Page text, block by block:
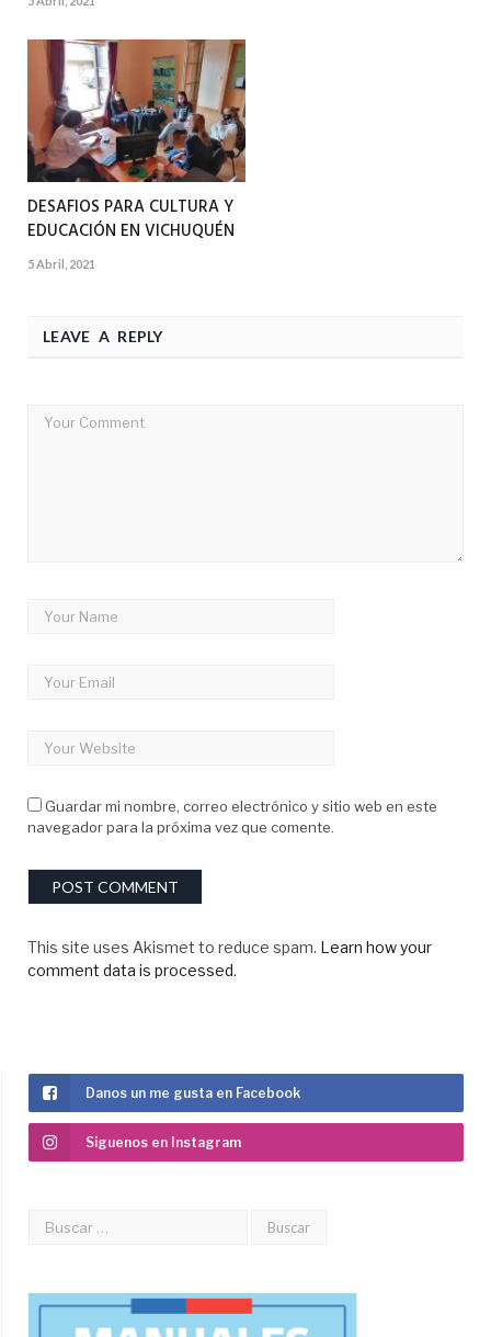
DESAFIOS PARA CULTURA Y
EDUCACIÓN EN VICHUQUÉN
5 Abril, 2021
LEAVE A REPLY
Guardar mi nombre, correo electrónico y sitio web en este
navegador para la próxima vez que comente.
This site uses Akismet to reduce spam. Learn how your
comment data is processed.
Danos un me gusta en Facebook
Siguenos en Instagram